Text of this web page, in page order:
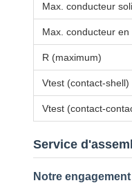
Max. conducteur
Max. conducteur
R (maximum)
Vtest (contact-shell)
Vtest (contact-
Service
Notre